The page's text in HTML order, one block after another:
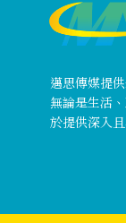
邁思傳媒提
無論是生活
於提供深入